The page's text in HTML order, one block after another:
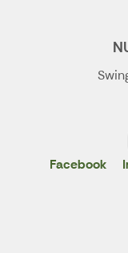
Facebook